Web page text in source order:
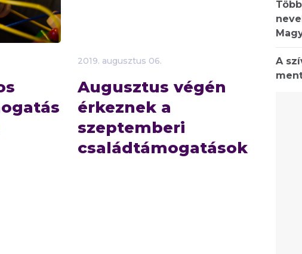
2019. augusztus 06.
Augusztus végén
érkeznek a
szeptemberi
családtámogatások
A